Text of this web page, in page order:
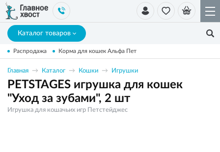
Каталог товаров
Распродажа Корма для кошек Альфа Пет
Главная Каталог Кошки Игрушки
PETSTAGES игрушка для кошек
"Уход за зубами", 2 шт
Игрушка для кошачьих игр Петстейджес